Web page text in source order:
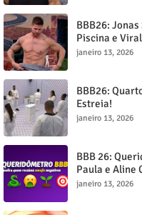
BBB26:
Piscina e
janeiro 13, 2026
BBB26:
Estreia!
janeiro 13, 2026
BBB 26:
Paula e Aline
janeiro 13, 2026